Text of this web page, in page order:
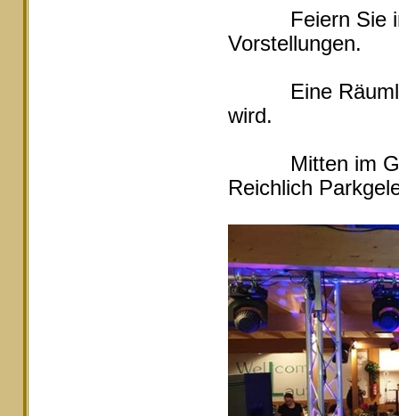
Feiern Sie in
Vorstellungen.
Eine
wird.
Mitten im
Reichlich